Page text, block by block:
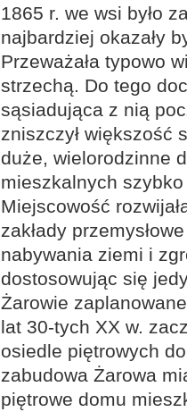
1865 r. we wsi było
najbardziej okazały
Przeważała typowo
strzechą. Do tego
sąsiadująca z nią
zniszczył większość
duże, wielorodzinne
mieszkalnych
Miejscowość
zakłady
nabywania ziemi i
dostosowując się
Żarowie
lat 30-tych XX w.
osiedle piętrowych
zabudowa Żarowa
piętrowe domu